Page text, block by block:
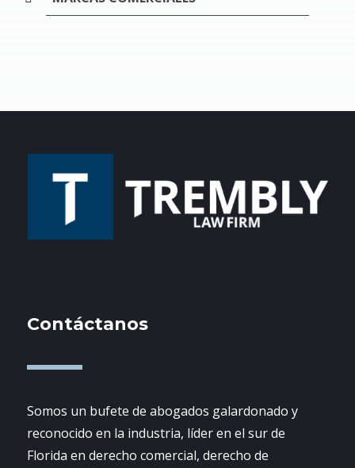
Contáctanos
Somos un bufete de abogados galardonado y
reconocido en la industria, líder en el sur de
Florida en derecho comercial, derecho de